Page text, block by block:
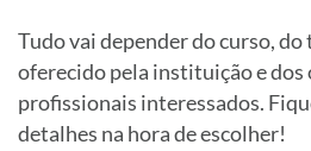
Tudo vai depender do curso,
oferecido pela instituição e dos
profissionais interessados.
detalhes na hora de escolher!